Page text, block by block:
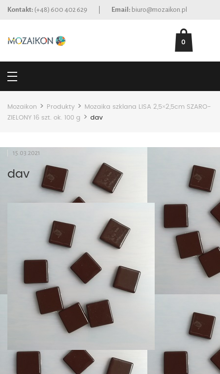
Kontakt: (+48) 600 402 629 Email: biuro@mozaikon.pl
0
Mozaikon > Produkty >
Mozaika szklana LISA 2,5×2,5cm SZARO-
ZIELONY 16 szt. ok. 100 g
> dav
15.03.2021
dav